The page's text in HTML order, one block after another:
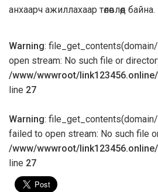
анхаарч ажиллахаар төлөвлөөд байна.
Warning:
open stream: No such file or
/www/wwwroot/
line 27
Warning:
failed to open stream: No such file
/www/wwwroot/
line 27